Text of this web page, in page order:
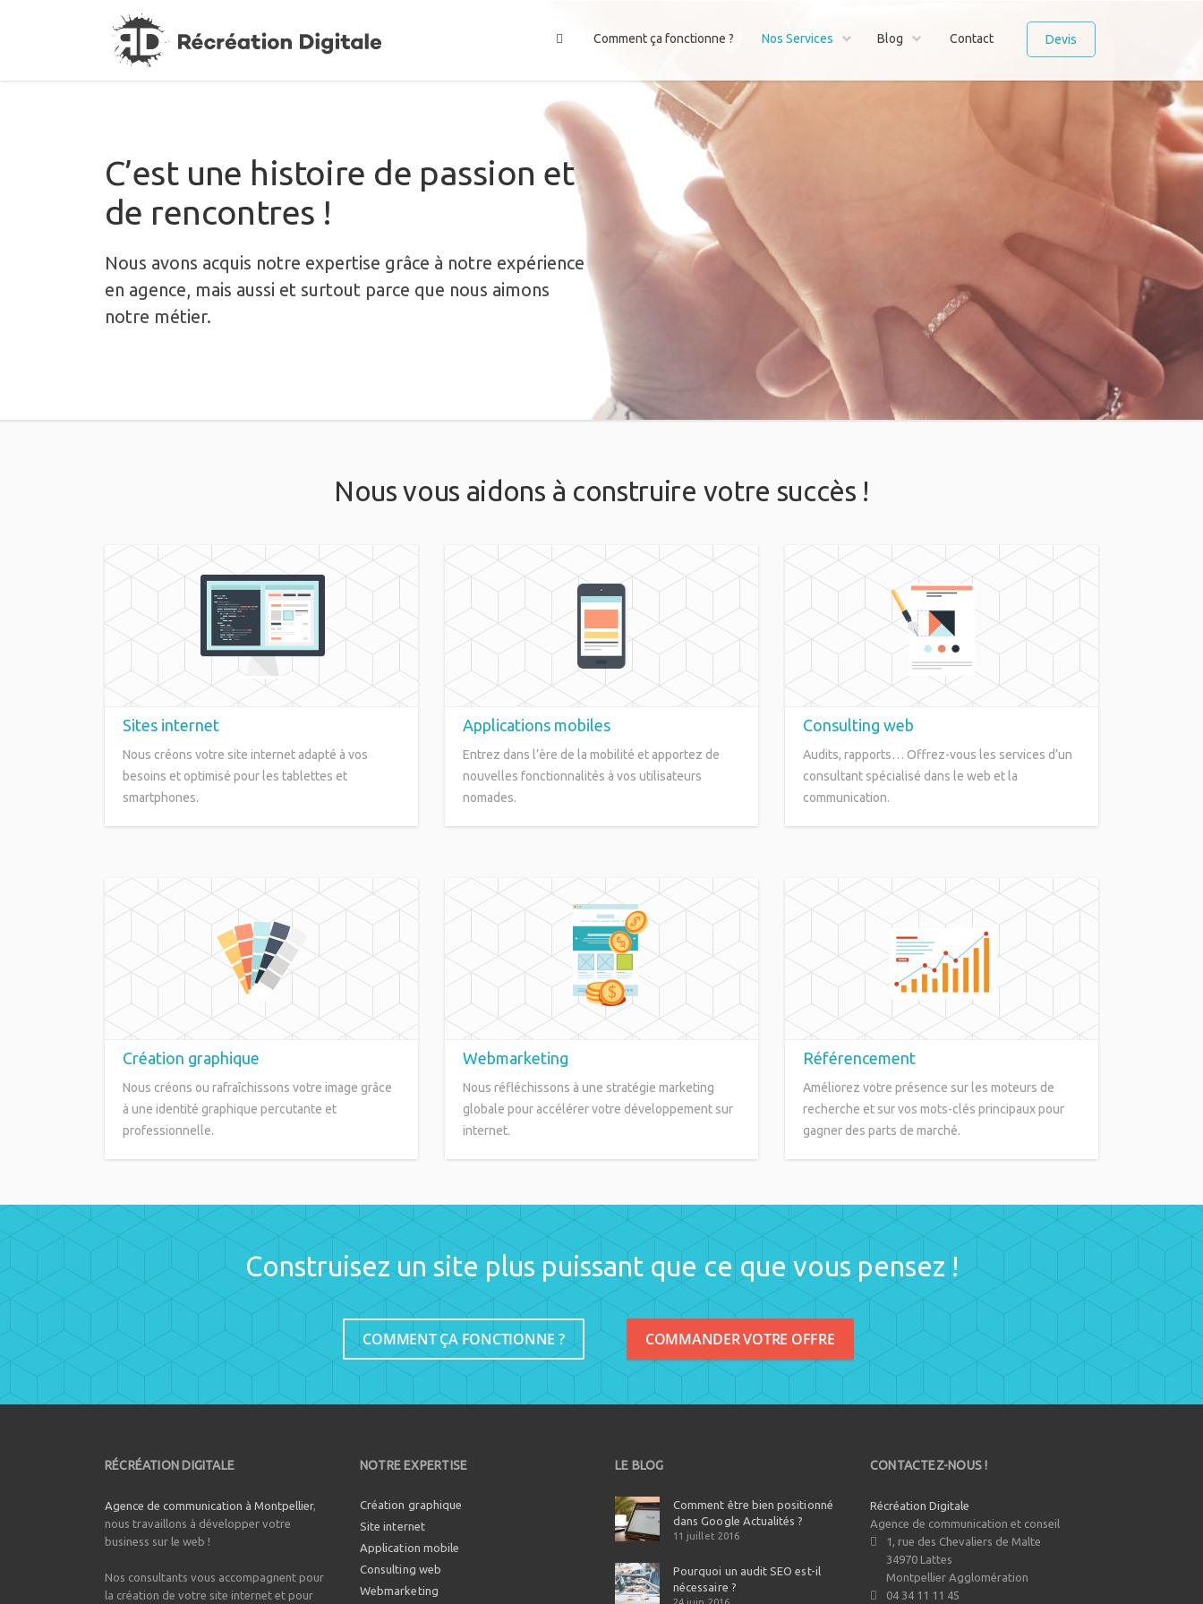
Comment ça fonctionne ? Nos Services Blog Contact Devis
C’est une histoire de passion et
de rencontres !
Nous avons acquis notre expertise grâce à notre expérience
en agence, mais aussi et surtout parce que nous aimons
notre métier.
Nous vous aidons à construire votre succès !
Sites internet
Nous créons votre site internet adapté à vos
besoins et optimisé pour les tablettes et
smartphones.
Applications mobiles
Entrez dans l’ère de la mobilité et apportez de
nouvelles fonctionnalités à vos utilisateurs
nomades.
Consulting web
Audits, rapports… Offrez-vous les services d’un
consultant spécialisé dans le web et la
communication.
Création graphique
Nous créons ou rafraîchissons votre image grâce
à une identité graphique percutante et
professionnelle.
Webmarketing
Nous réfléchissons à une stratégie marketing
globale pour accélérer votre développement sur
internet.
Référencement
Améliorez votre présence sur les moteurs de
recherche et sur vos mots-clés principaux pour
gagner des parts de marché.
Construisez un site plus puissant que ce que vous pensez !
COMMENT ÇA FONCTIONNE ? COMMANDER VOTRE OFFRE
RÉCRÉATION DIGITALE
Agence de communication à Montpellier,
nous travaillons à développer votre
business sur le web !
Nos consultants vous accompagnent pour
la création de votre site internet et pour
NOTRE EXPERTISE
Création graphique
Site internet
Application mobile
Consulting web
Webmarketing
LE BLOG
Comment être bien positionné
dans Google Actualités ?
11 juillet 2016
Pourquoi un audit SEO est-il
nécessaire ?
CONTACTEZ-NOUS !
Récréation Digitale
Agence de communication et conseil
1, rue des Chevaliers de Malte
34970 Lattes
Montpellier Agglomération
04 34 11 11 45